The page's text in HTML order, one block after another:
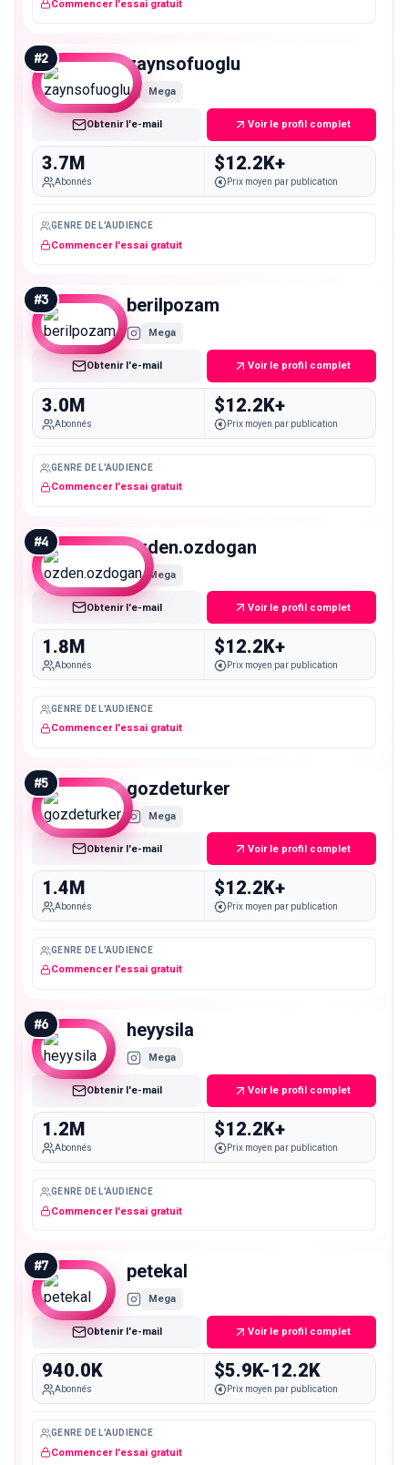
Commencer l'essai gratuit
#2 zaynsofuoglu
Mega
Obtenir l'e-mail Voir le profil complet
3.7M
Abonnés
$12.2K+
Prix moyen par publication
GENRE DE L'AUDIENCE
Commencer l'essai gratuit
#3 berilpozam
Mega
Obtenir l'e-mail Voir le profil complet
3.0M
Abonnés
$12.2K+
Prix moyen par publication
GENRE DE L'AUDIENCE
Commencer l'essai gratuit
#4 ozden.ozdogan
Mega
Obtenir l'e-mail Voir le profil complet
1.8M
Abonnés
$12.2K+
Prix moyen par publication
GENRE DE L'AUDIENCE
Commencer l'essai gratuit
#5 gozdeturker
Mega
Obtenir l'e-mail Voir le profil complet
1.4M
Abonnés
$12.2K+
Prix moyen par publication
GENRE DE L'AUDIENCE
Commencer l'essai gratuit
#6 heyysila
Mega
Obtenir l'e-mail Voir le profil complet
1.2M
Abonnés
$12.2K+
Prix moyen par publication
GENRE DE L'AUDIENCE
Commencer l'essai gratuit
#7 petekal
Mega
Obtenir l'e-mail Voir le profil complet
940.0K
Abonnés
$5.9K-12.2K
Prix moyen par publication
GENRE DE L'AUDIENCE
Commencer l'essai gratuit